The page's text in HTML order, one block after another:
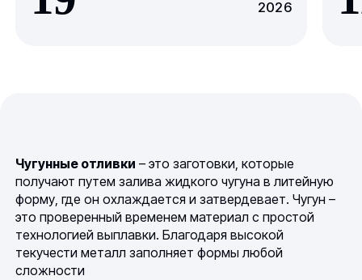
2026
Чугунные отливки – это заготовки, которые
получают путем залива жидкого чугуна в литейную
форму, где он охлаждается и затвердевает. Чугун –
это проверенный временем материал с простой
технологией выплавки. Благодаря высокой
текучести металл заполняет формы любой
сложности